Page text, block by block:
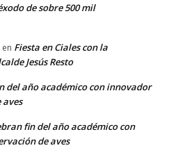
de sobre 500 mil
en Fiesta en Ciales con la
Jesús Resto
del año académico con innovador
fin del año académico con
de aves